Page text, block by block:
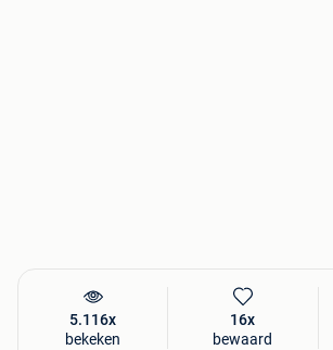
5.116x
bekeken
16x
bewaard